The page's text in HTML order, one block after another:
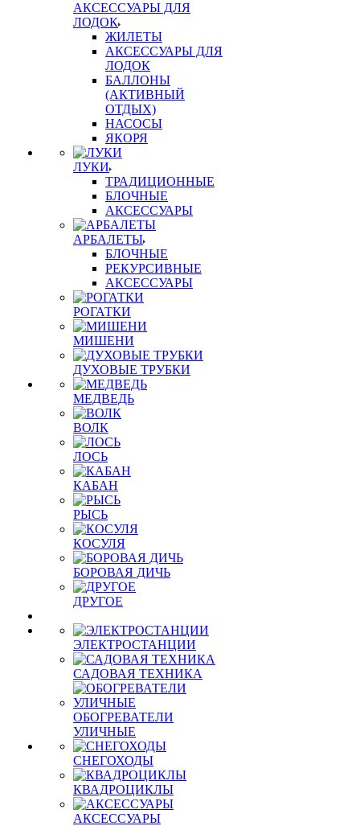
АКСЕССУАРЫ ДЛЯ
ЛОДОК
ЖИЛЕТЫ
АКСЕССУАРЫ ДЛЯ
ЛОДОК
БАЛЛОНЫ
(АКТИВНЫЙ
ОТДЫХ)
НАСОСЫ
ЯКОРЯ
ЛУКИ
ТРАДИЦИОННЫЕ
БЛОЧНЫЕ
АКСЕССУАРЫ
АРБАЛЕТЫ
БЛОЧНЫЕ
РЕКУРСИВНЫЕ
АКСЕССУАРЫ
РОГАТКИ
МИШЕНИ
ДУХОВЫЕ ТРУБКИ
МЕДВЕДЬ
ВОЛК
ЛОСЬ
КАБАН
РЫСЬ
КОСУЛЯ
БОРОВАЯ ДИЧЬ
ДРУГОЕ
ЭЛЕКТРОСТАНЦИИ
САДОВАЯ ТЕХНИКА
ОБОГРЕВАТЕЛИ
УЛИЧНЫЕ
СНЕГОХОДЫ
КВАДРОЦИКЛЫ
АКСЕССУАРЫ